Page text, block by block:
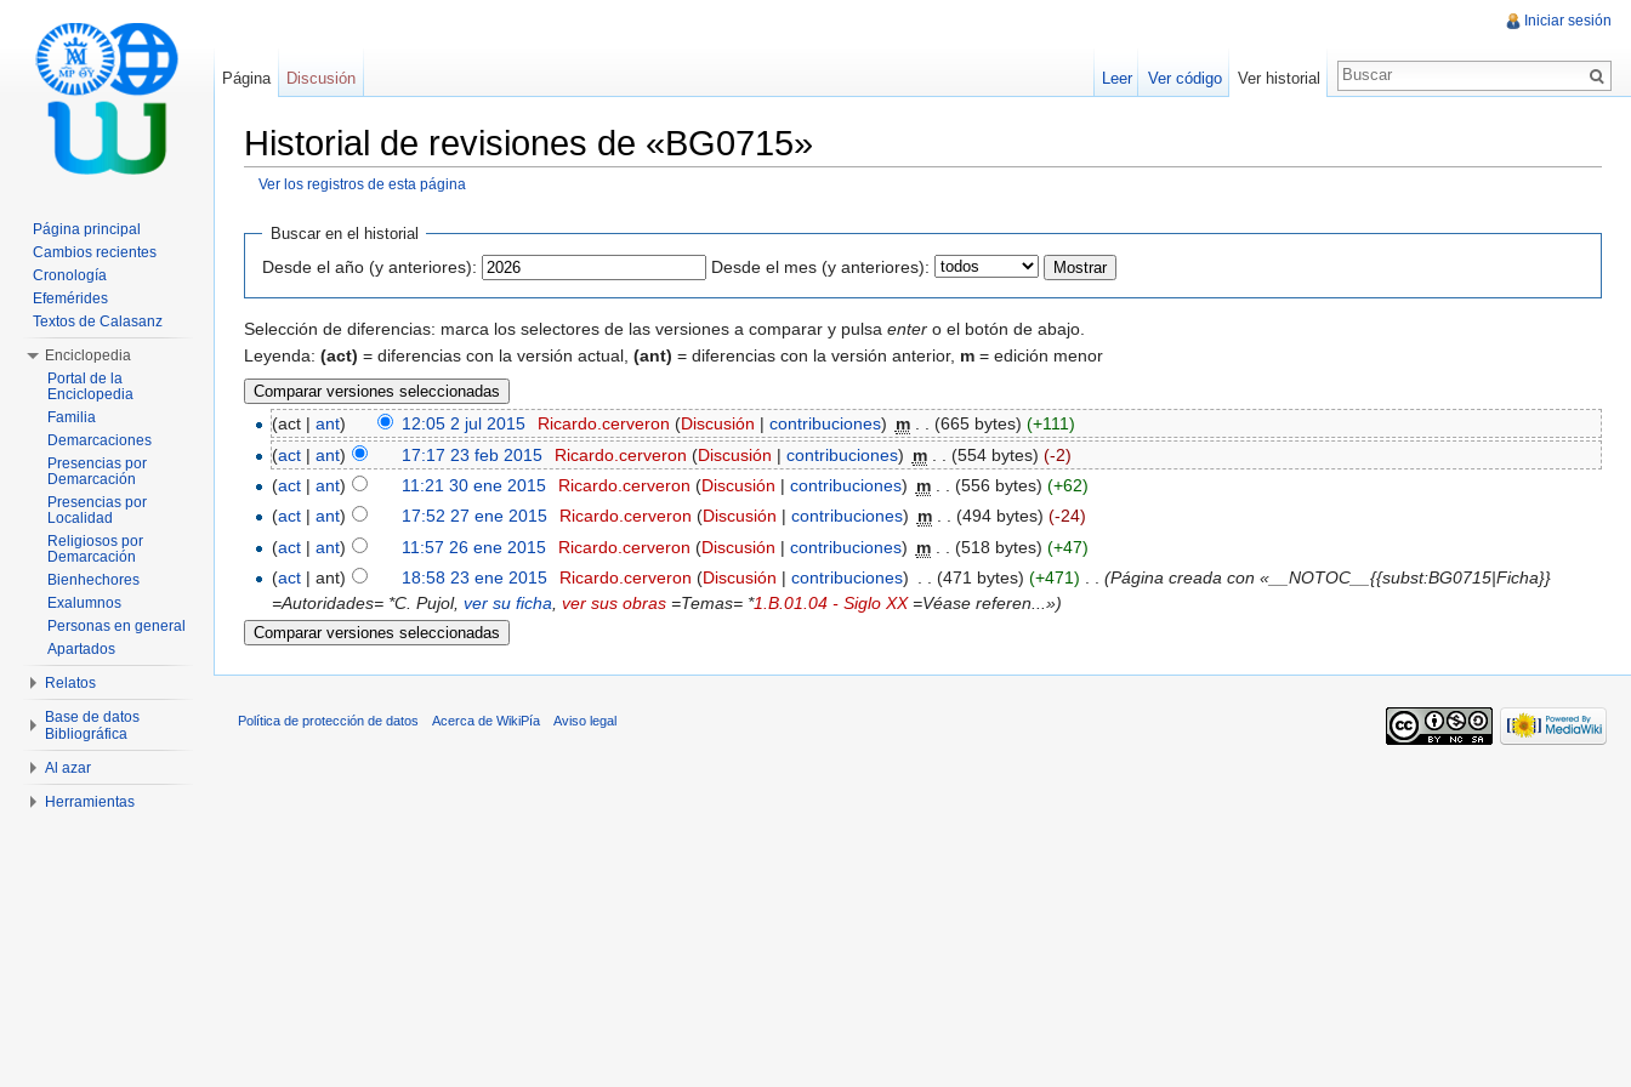
Historial de revisiones de «BG0715»
Ver los registros de esta página
Buscar en el historial
Desde el año (y anteriores): Desde el mes (y anteriores):
Selección de diferencias: marca los selectores de las versiones a comparar y pulsa enter o el botón de abajo.
Leyenda: (act) = diferencias con la versión actual, (ant) = diferencias con la versión anterior, m = edición menor
(act |ant) 12:05 2 jul 2015 Ricardo.cerveron (Discusión | contribuciones) m (665 bytes) (+111)
(act |ant) 17:17 23 feb 2015 Ricardo.cerveron (Discusión | contribuciones) m (554 bytes) (-2)
(act |ant) 11:21 30 ene 2015 Ricardo.cerveron (Discusión | contribuciones) m (556 bytes) (+62)
(act |ant) 17:52 27 ene 2015 Ricardo.cerveron (Discusión | contribuciones) m . . (494 bytes) (-24)
(act |ant) 11:57 26 ene 2015 Ricardo.cerveron (Discusión | contribuciones) m (518 bytes) (+47)
(act | ant) 18:58 23 ene 2015 Ricardo.cerveron (Discusión | contribuciones) (471 bytes) (+471)
(Página creada con «__NOTOC__{{subst:BG0715|Ficha}}
=Autoridades= *C. Pujol,ver su ficha ,ver sus obras =Temas= *1.B.01.04 - Siglo XX=Véase referen...»)
Iniciar sesión
Página Discusión Leer Ver código Ver historial
Página principal
Cambios recientes
Cronología
Efemérides
Textos de Calasanz
Enciclopedia
Portal de la
Enciclopedia
Familia
Demarcaciones
Presencias por
Demarcación
Presencias por
Localidad
Religiosos por
Demarcación
Bienhechores
Exalumnos
Personas en general
Apartados
Relatos
Base de datos
Bibliográfica
Al azar
Herramientas
Política de protección de datos Acerca de WikiPía Aviso legal